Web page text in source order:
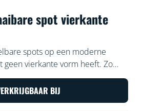
spot vierkante
spots op een moderne
geen vierkante vorm heeft. Zo
alle hoeken van een ruimte met
helpt je de perfecte
elke activiteit.
BIJ